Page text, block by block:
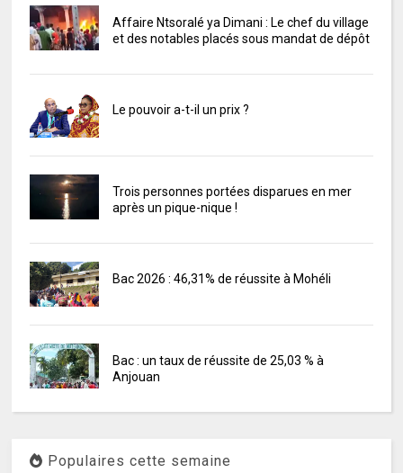
Affaire Ntsoralé ya Dimani : Le chef du village
et des notables placés sous mandat de dépôt
Le pouvoir a-t-il un prix ?
Trois personnes portées disparues en mer
après un pique-nique !
Bac 2026 : 46,31% de réussite à Mohéli
Bac : un taux de réussite de 25,03 % à
Anjouan
Populaires cette semaine